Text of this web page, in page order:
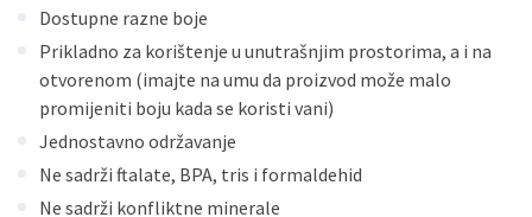
Dostupne razne boje
Prikladno za korištenje u unutrašnjim prostorima, a i na
otvorenom (imajte na umu da proizvod može malo
promijeniti boju kada se koristi vani)
Jednostavno održavanje
Ne sadrži ftalate, BPA, tris i formaldehid
Ne sadrži konfliktne minerale